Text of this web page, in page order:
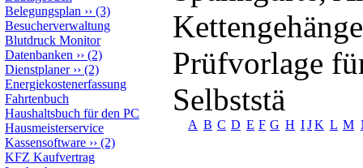
Belegungsplan ›› (3)
Besucherverwaltung
Blutdruck Monitor
Datenbanken ›› (2)
Dienstplaner›› (2)
Energiekostenerfassung
Fahrtenbuch
Haushaltsbuch für den PC
Hausmeisterservice
Kassensoftware ›› (2)
KFZ Kaufvertrag
Prüfvorlage
Selbststä
A B C D E F G H IJK L M